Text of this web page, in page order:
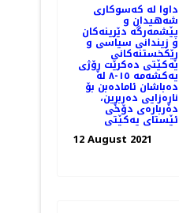
داوا لە کەسوکاری
شەهیدان و
پێشمەرگە دێرینەکان
و زیندانی سیاسی و
ڕێکخستنەکانی
یەکێتی دەکرێت ڕۆژی
یەکشەمە ١٥-٨ لە
دەباشان ئامادەبن بۆ
ناڕەزایی دەربڕین،
دەربارەی دۆخی
ئێستای یەکێتی
12 August 2021